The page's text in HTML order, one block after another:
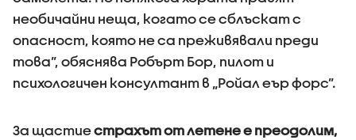
необичайни неща, когато се сблъскат с
опасност, която не са преживявали преди
това”, обяснява Робърт Бор, пилот и
психологичен консултант в „Ройал еър форс”.
За щастиестрахът от летене е преодолим,